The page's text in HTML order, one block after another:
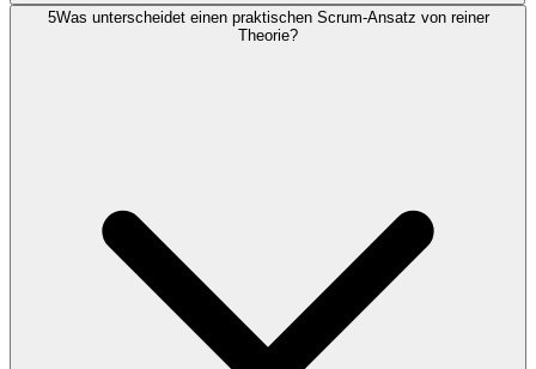
5Was unterscheidet einen praktischen Scrum-Ansatz von reiner
Theorie?